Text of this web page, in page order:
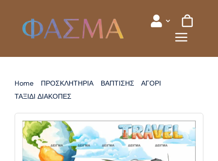
content
Home ΠΡΟΣΚΛΗΤΗΡΙΑ ΒΑΠΤΙΣΗΣ
ΑΓΟΡΙ
ΤΑΞΙΔΙ ΔΙΑΚΟΠΕΣ